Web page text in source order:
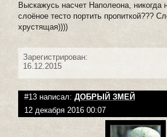
Выскажусь насчет Наполеона, никогда
слоёное тесто портить пропиткой???
хрустящая))))
Зарегистрирован:
16.12.2015
#13 написал: ДОБРЫЙ ЗМЕЙ
12 декабря 2016 00:07